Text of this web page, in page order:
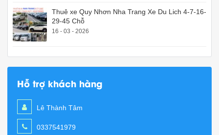
Thuê xe Quy Nhơn Nha Trang Xe Du Lich 4-7-16-
29-45 Chỗ
16 - 03 - 2026
Hỗ trợ khách hàng
Lê Thành Tâm
0337541979